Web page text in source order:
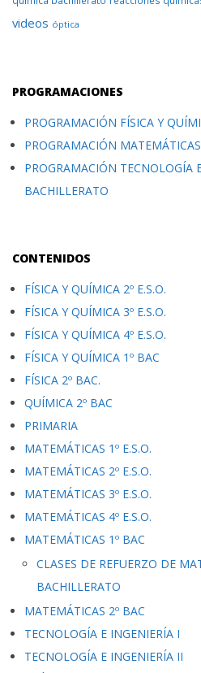
videos óptica
PROGRAMACIONES
PROGRAMACIÓN FÍSICA Y
PROGRAMACIÓN
PROGRAMACIÓN TECNOLOGÍA
BACHILLERATO
CONTENIDOS
FÍSICA Y QUÍMICA 2º E.S.O.
FÍSICA Y QUÍMICA 3º E.S.O.
FÍSICA Y QUÍMICA 4º E.S.O.
FÍSICA Y QUÍMICA 1º BAC
FÍSICA 2º BAC.
QUÍMICA 2º BAC
PRIMARIA
MATEMÁTICAS 1º E.S.O.
MATEMÁTICAS 2º E.S.O.
MATEMÁTICAS 3º E.S.O.
MATEMÁTICAS 4º E.S.O.
MATEMÁTICAS 1º BAC
CLASES DE REFUERZO DE
BACHILLERATO
MATEMÁTICAS 2º BAC
TECNOLOGÍA E INGENIERÍA I
TECNOLOGÍA E INGENIERÍA II